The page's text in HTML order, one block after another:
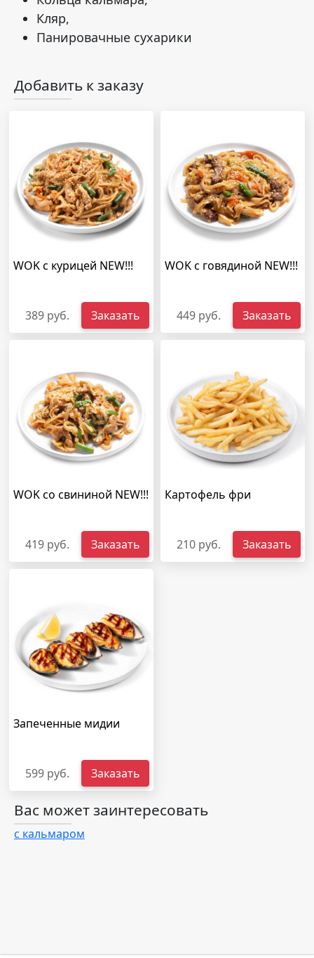
Кляр,
Панировачные сухарики
Добавить к заказу
WOK с курицей NEW!!!
389 руб. Заказать
WOK с говядиной NEW!!!
449 руб. Заказать
WOK со свининой NEW!!!
419 руб. Заказать
Картофель фри
210 руб. Заказать
Запеченные мидии
599 руб. Заказать
Вас может заинтересовать
с кальмаром